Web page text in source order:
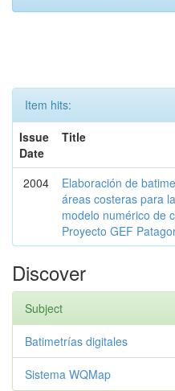
Item hits:
Issue
Date
Title
2004
Elaboración de
áreas costeras para
modelo numérico de
Proyecto GEF
Discover
Subject
Batimetrías digitales
Sistema WQMap